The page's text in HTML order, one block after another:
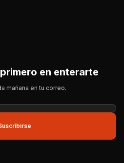
en enterarte
mañana en tu correo.